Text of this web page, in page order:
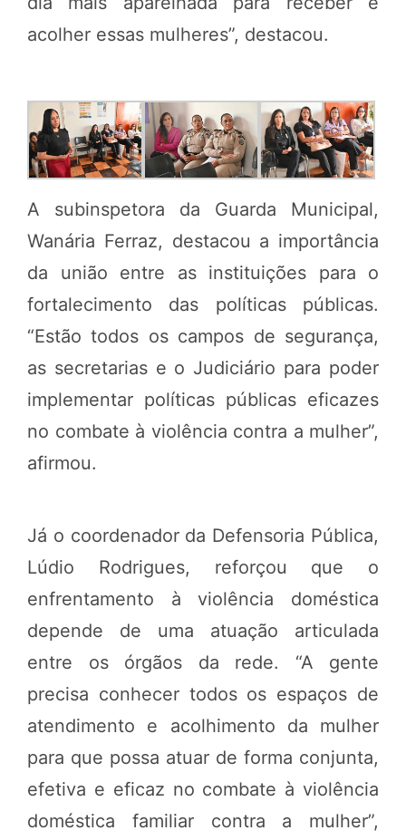
acolher essas mulheres”, destacou.
A subinspetora da Guarda Municipal,
Wanária Ferraz, destacou a importância
da união entre as instituições para o
fortalecimento das políticas públicas.
“Estão todos os campos de segurança,
as secretarias e o Judiciário para poder
implementar políticas públicas eficazes
no combate à violência contra a mulher”,
afirmou.
Já o coordenador da Defensoria Pública,
Lúdio Rodrigues, reforçou que o
enfrentamento à violência doméstica
depende de uma atuação articulada
entre os órgãos da rede. “A gente
precisa conhecer todos os espaços de
atendimento e acolhimento da mulher
para que possa atuar de forma conjunta,
efetiva e eficaz no combate à violência
doméstica familiar contra a mulher”,